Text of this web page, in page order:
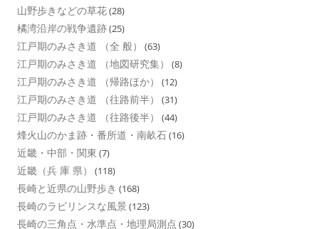
山野歩きなどの草花(28)
橘湾沿岸の戦争遺跡(25)
江戸期のみさき道 （全 般） (63)
江戸期のみさき道 （地図研究集） (8)
江戸期のみさき道 （帰路ほか） (12)
江戸期のみさき道 （往路前半） (31)
江戸期のみさき道 （往路後半） (44)
烽火山のかま跡・番所道・南畝石(16)
近畿・中部・関東 (7)
近畿（兵 庫 県） (118)
長崎と近県の山野歩き (168)
長崎のラビリンスな風景 (123)
長崎の三角点・水準点・地理局測点 (30)